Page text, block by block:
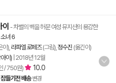
- 차별의 벽을 허문 여성 뮤지션의 용감한
녀 6
이), 라파엘 로페즈(그림), 정수진 (옮긴이)
이) 2018년 12월
/ 750원) 10.0
잠들기전 배송 변경